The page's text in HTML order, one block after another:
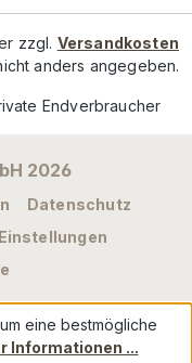
zzgl. Versandkosten
anders angegeben.
Endverbraucher
2026
Datenschutz
eine bestmögliche
Informationen ...